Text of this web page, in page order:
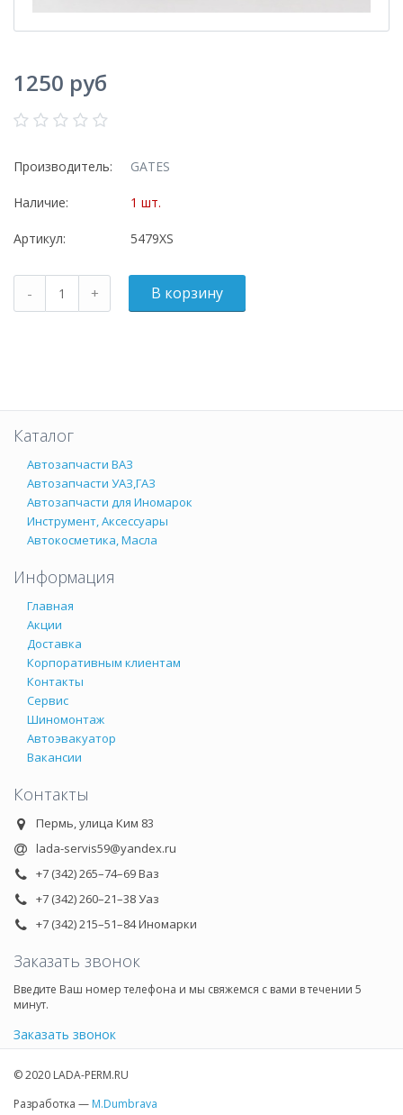
1250 руб
Производитель: GATES
Наличие: 1 шт.
Артикул: 5479XS
Каталог
Автозапчасти ВАЗ
Автозапчасти УАЗ,ГАЗ
Автозапчасти для Иномарок
Инструмент, Аксессуары
Автокосметика, Масла
Информация
Главная
Акции
Доставка
Корпоративным клиентам
Контакты
Сервис
Шиномонтаж
Автоэвакуатор
Вакансии
Контакты
Пермь, улица Ким 83
lada-servis59@yandex.ru
+7 (342) 265–74–69 Ваз
+7 (342) 260–21–38 Уаз
+7 (342) 215–51–84 Иномарки
Заказать звонок
Введите Ваш номер телефона и мы свяжемся с вами в течении 5
минут.
Заказать звонок
© 2020 LADA-PERM.RU
Разработка — M.Dumbrava